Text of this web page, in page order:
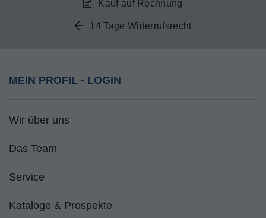
Kauf auf Rechnung
14 Tage Widerrufsrecht
MEIN PROFIL - LOGIN
Wir über uns
Das Team
Service
Kataloge & Prospekte